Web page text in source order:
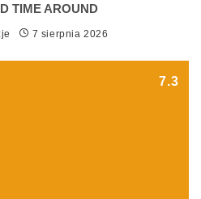
TIME AROUND
7 sierpnia 2026
7.3